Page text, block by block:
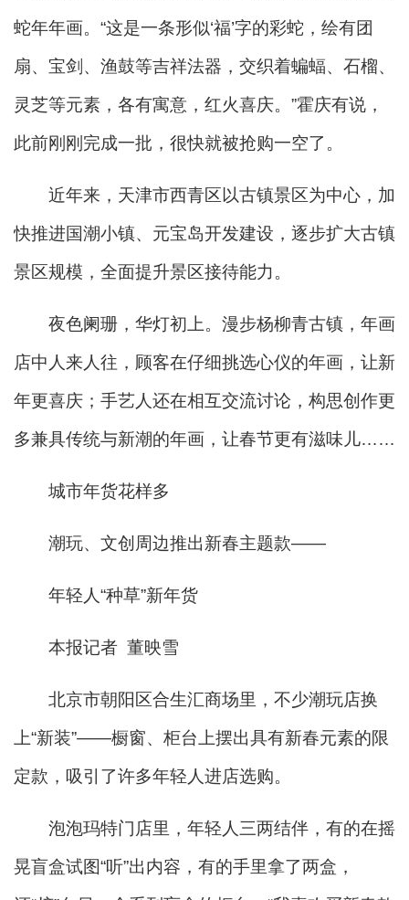
蛇年年画。“这是一条形似‘福’字的彩蛇，绘有团
扇、宝剑、渔鼓等吉祥法器，交织着蝙蝠、石榴、
灵芝等元素，各有寓意，红火喜庆。”霍庆有说，
此前刚刚完成一批，很快就被抢购一空了。
近年来，天津市西青区以古镇景区为中心，加
快推进国潮小镇、元宝岛开发建设，逐步扩大古镇
景区规模，全面提升景区接待能力。
夜色阑珊，华灯初上。漫步杨柳青古镇，年画
店中人来人往，顾客在仔细挑选心仪的年画，让新
年更喜庆；手艺人还在相互交流讨论，构思创作更
多兼具传统与新潮的年画，让春节更有滋味儿……
城市年货花样多
潮玩、文创周边推出新春主题款——
年轻人“种草”新年货
本报记者 董映雪
北京市朝阳区合生汇商场里，不少潮玩店换
上“新装”——橱窗、柜台上摆出具有新春元素的限
定款，吸引了许多年轻人进店选购。
泡泡玛特门店里，年轻人三两结伴，有的在摇
晃盲盒试图“听”出内容，有的手里拿了两盒，